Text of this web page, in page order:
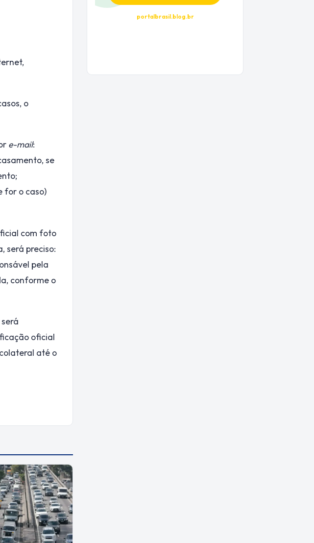
o
e-mail:
se
for o caso)
com foto
será preciso:
pela
conforme o
oficial
até o
portalbrasil.blog.br